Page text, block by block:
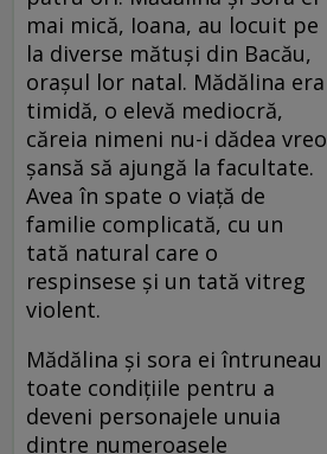
mai mică, Ioana, au locuit pe
la diverse mătuşi din Bacău,
oraşul lor natal. Mădălina era
timidă, o elevă mediocră,
căreia nimeni nu-i dădea vreo
şansă să ajungă la facultate.
Avea în spate o viaţă de
familie complicată, cu un
tată natural care o
respinsese şi un tată vitreg
violent.
Mădălina şi sora ei întruneau
toate condiţiile pentru a
deveni personajele unuia
dintre numeroasele